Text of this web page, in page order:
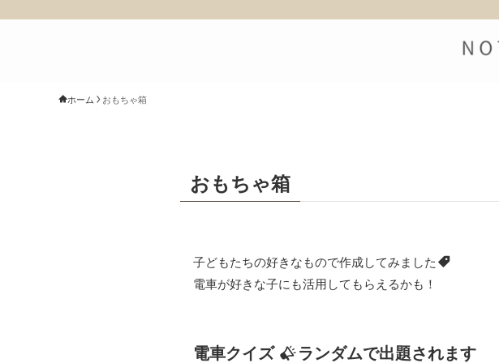
ホーム おもちゃ箱
おもちゃ箱
子どもたちの好きなもので作成してみました
電車が好きな子にも活用してもらえるかも！
電車クイズ ランダムで出題されます